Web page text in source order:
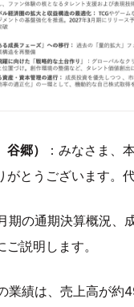
郷）
：みなさま、
がとうございます。
期の通期決算概況、
説明します。
業績は、売上高が約